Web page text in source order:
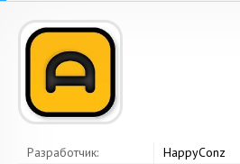
Разработчик:
HappyConz